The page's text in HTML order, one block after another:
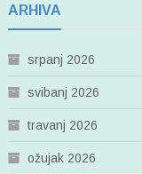
ARHIVA
srpanj 2026
svibanj 2026
travanj 2026
ožujak 2026